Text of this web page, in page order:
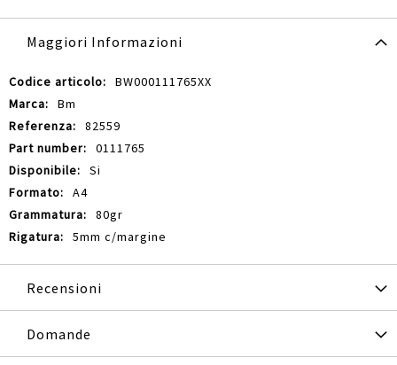
Maggiori Informazioni
Maggiori
Informazioni
BW000111765XX
Bm
82559
0111765
Si
A4
80gr
5mm c/margine
Recensioni
Domande